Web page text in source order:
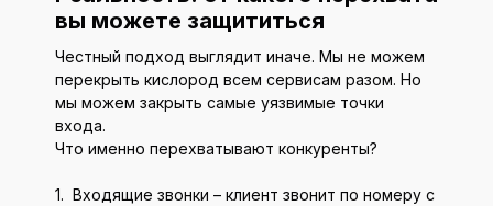
вы можете защититься
Честный подход выглядит иначе. Мы не можем
перекрыть кислород всем сервисам разом. Но
мы можем закрыть самые уязвимые точки
входа.
Что именно перехватывают конкуренты?
1. Входящие звонки – клиент звонит по номеру с